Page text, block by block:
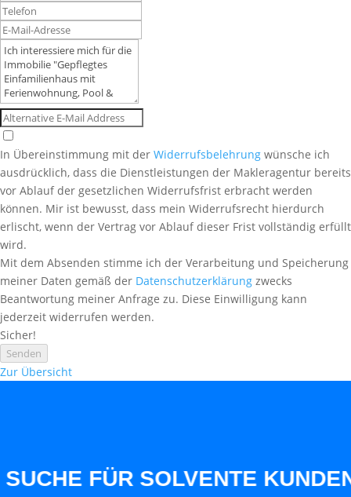
In Übereinstimmung mit der Widerrufsbelehrung wünsche ich
ausdrücklich, dass die Dienstleistungen der Makleragentur bereits
vor Ablauf der gesetzlichen Widerrufsfrist erbracht werden
können. Mir ist bewusst, dass mein Widerrufsrecht hierdurch
erlischt, wenn der Vertrag vor Ablauf dieser Frist vollständig erfüllt
wird.
Mit dem Absenden stimme ich der Verarbeitung und Speicherung
meiner Daten gemäß der Datenschutzerklärung zwecks
Beantwortung meiner Anfrage zu. Diese Einwilligung kann
jederzeit widerrufen werden.
Sicher!
Senden
Zur Übersicht
FÜR SOLVENTE KUNDEN